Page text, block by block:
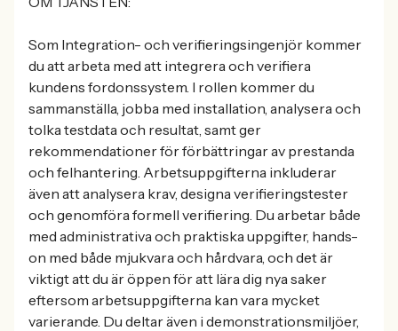
Som Integration- och verifieringsingenjör kommer
du att arbeta med att integrera och verifiera
kundens fordonssystem. I rollen kommer du
sammanställa, jobba med installation, analysera och
tolka testdata och resultat, samt ger
rekommendationer för förbättringar av prestanda
och felhantering. Arbetsuppgifterna inkluderar
även att analysera krav, designa verifieringstester
och genomföra formell verifiering. Du arbetar både
med administrativa och praktiska uppgifter, hands-
on med både mjukvara och hårdvara, och det är
viktigt att du är öppen för att lära dig nya saker
eftersom arbetsuppgifterna kan vara mycket
varierande. Du deltar även i demonstrationsmiljöer,